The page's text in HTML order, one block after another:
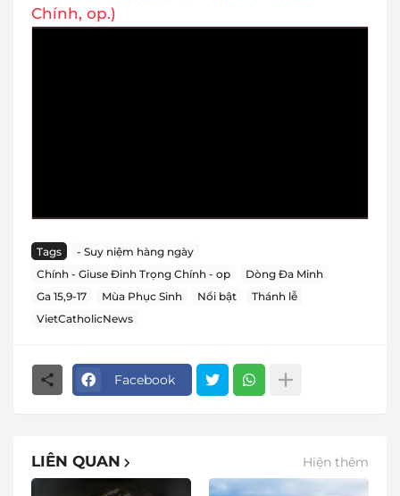
Chính, op.)
Tags
- Suy niệm hàng ngày
Chính - Giuse Đinh Trọng Chính - op
Dòng Đa Minh
Ga 15,9-17
Mùa Phục Sinh Nổi bật
Thánh lễ
VietCatholicNews
Facebook
LIÊN QUAN Hiện thêm